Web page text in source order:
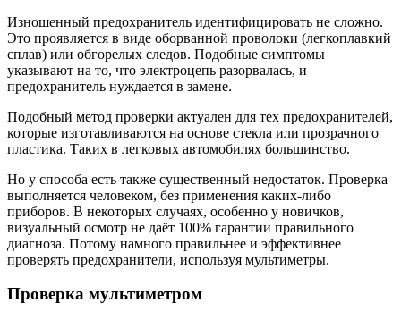
Изношенный предохранитель идентифицировать не сложно.
Это проявляется в виде оборванной проволоки (легкоплавкий
сплав) или обгорелых следов. Подобные симптомы
указывают на то, что электроцепь разорвалась, и
предохранитель нуждается в замене.
Подобный метод проверки актуален для тех предохранителей,
которые изготавливаются на основе стекла или прозрачного
пластика. Таких в легковых автомобилях большинство.
Но у способа есть также существенный недостаток. Проверка
выполняется человеком, без применения каких-либо
приборов. В некоторых случаях, особенно у новичков,
визуальный осмотр не даёт 100% гарантии правильного
диагноза. Потому намного правильнее и эффективнее
проверять предохранители, используя мультиметры.
Проверка мультиметром